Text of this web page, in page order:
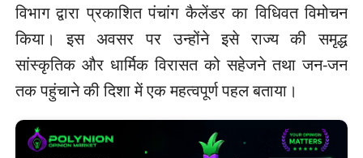
विभाग द्वारा प्रकाशित पंचांग कैलेंडर का विधिवत विमोचन
किया। इस अवसर पर उन्होंने इसे राज्य की समृद्ध
सांस्कृतिक और धार्मिक विरासत को सहेजने तथा जन-जन
तक पहुंचाने की दिशा में एक महत्वपूर्ण पहल बताया।